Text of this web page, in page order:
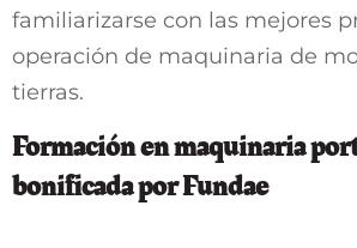
familiarizarse con las mejores
operación de maquinaria de
tierras.
Formación en maquinaria
bonificada por Fundae